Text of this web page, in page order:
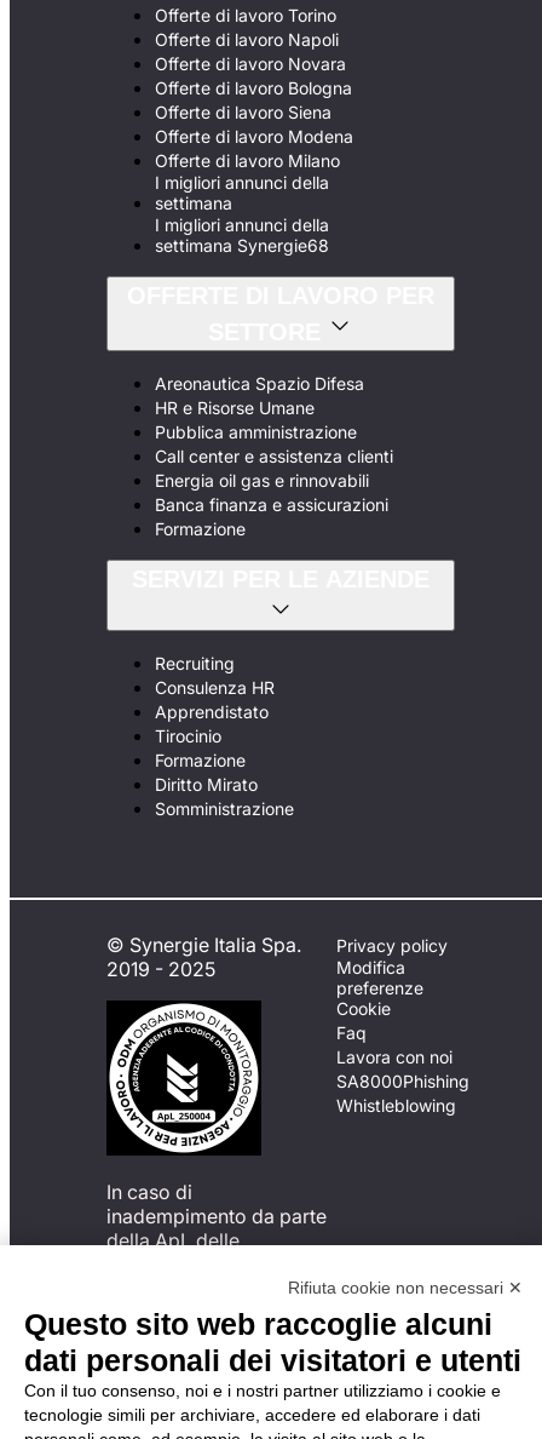
Offerte di lavoro Torino
Offerte di lavoro Napoli
Offerte di lavoro Novara
Offerte di lavoro Bologna
Offerte di lavoro Siena
Offerte di lavoro Modena
Offerte di lavoro Milano
I migliori annunci della
settimana
I migliori annunci della
settimana Synergie68
Areonautica Spazio Difesa
HR e Risorse Umane
Pubblica amministrazione
Call center e assistenza clienti
Energia oil gas e rinnovabili
Banca finanza e assicurazioni
Formazione
Recruiting
Consulenza HR
Apprendistato
Tirocinio
Formazione
Diritto Mirato
Somministrazione
© Synergie Italia Spa.
2019 - 2025
In caso di
inadempimento da parte
della ApL delle
del Codice di Condotta, è
possibile presentare un
reclamo
all’Organismo di
Monitoraggio utilizzando
una delle modalità
descritte al seguente
Privacy policy
Modifica
preferenze
Cookie
Faq
Lavora con noi
SA8000Phishing
Whistleblowing
Rifiuta cookie non necessari ✕
Questo sito web raccoglie alcuni
dati personali dei visitatori e utenti
Con il tuo consenso, noi e i nostri partner utilizziamo i cookie e
tecnologie simili per archiviare, accedere ed elaborare i dati